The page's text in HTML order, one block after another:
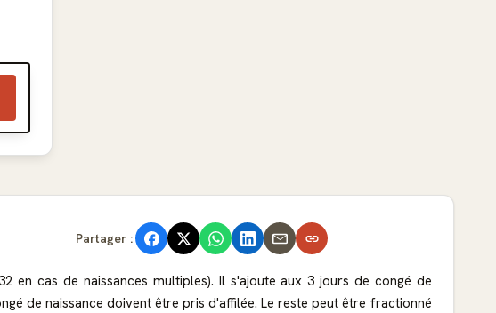
Partager :
en cas de naissances multiples). Il s'ajoute aux 3 jours de congé de
de naissance doivent être pris d'affilée. Le reste peut être fractionné